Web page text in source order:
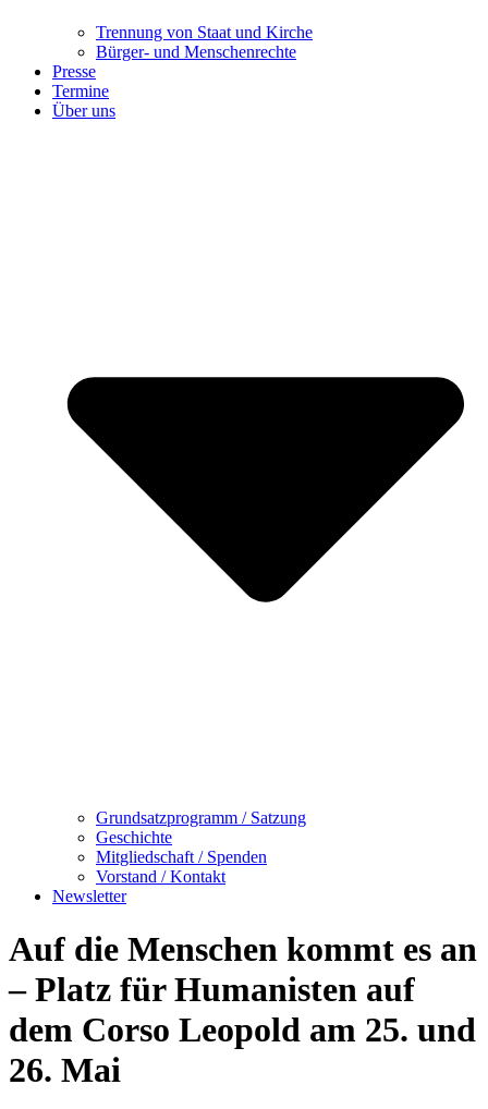
Trennung ​​​​​​​von Staat und Kirche
Bürger- und Menschenrechte
Presse
Termine
Über uns
Grundsatzprogramm / Satzung
Geschichte
Mitgliedschaft / Spenden
Vorstand / Kontakt
Newsletter
Auf die Menschen kommt es an
– Platz für Humanisten auf
dem Corso Leopold am 25. und
26. Mai